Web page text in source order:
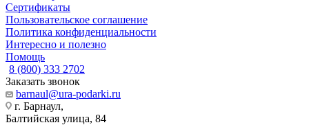
Сертификаты
Пользовательское соглашение
Политика конфиденциальности
Интересно и полезно
Помощь
8 (800) 333 2702
Заказать звонок
barnaul@ura-podarki.ru
г. Барнаул,
Балтийская улица, 84